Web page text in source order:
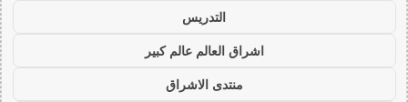
التدريس
اشراق العالم عالم كبير
منتدى الاشراق